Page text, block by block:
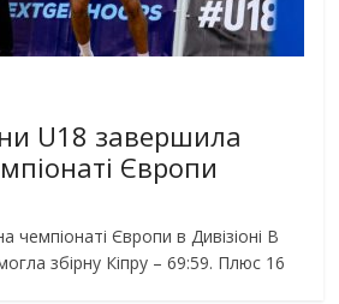
U18 завершила
Європи
чемпіонаті Європи в Дивізіоні В
збірну Кіпру – 69:59. Плюс 16